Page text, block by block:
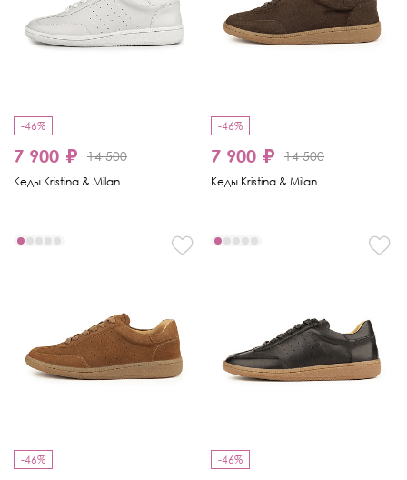
-46%
7 900 ₽ 14 500
Кеды Kristina & Milan
-46%
7 900 ₽ 14 500
Кеды Kristina & Milan
-46% -46%